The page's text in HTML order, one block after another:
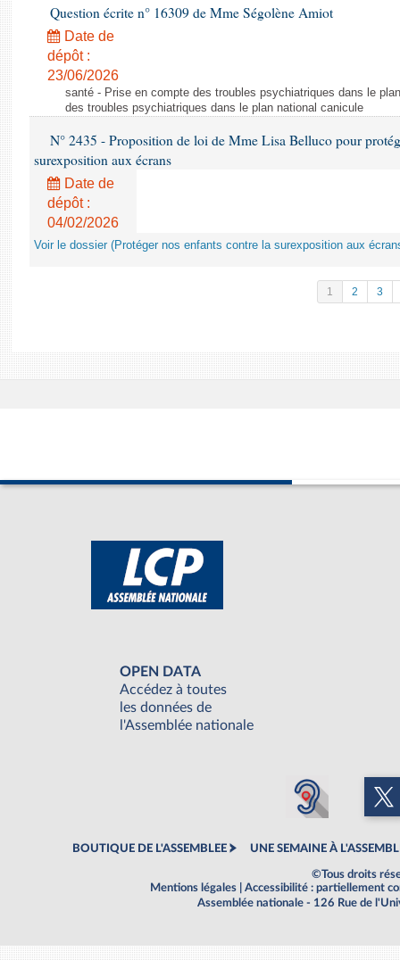
Question écrite n° 16309 de Mme Ségolène Amiot
Date de
dépôt :
23/06/2026
santé - Prise en compte des troubles psychiatriques dans le
des troubles psychiatriques dans le plan national canicule
N° 2435 - Proposition de loi de Mme Lisa Belluco pour
surexposition aux écrans
Date de
dépôt :
04/02/2026
Voir le dossier (Protéger nos enfants contre la surexposition aux
1 2 3
OPEN DATA
Accédez à toutes
les données de
l'Assemblée nationale
BOUTIQUE DE L'ASSEMBLEE UNE SEMAINE À
©Tous droits
Mentions légales
Accessibilité : partiellement
Assemblée nationale - 126 Rue de